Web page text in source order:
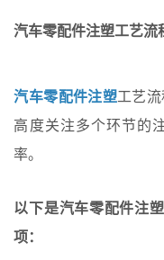
汽车零配件注塑工艺流
汽车零配件注塑工艺
高度关注多个环节的
率。
以下是汽车零配件注
项：